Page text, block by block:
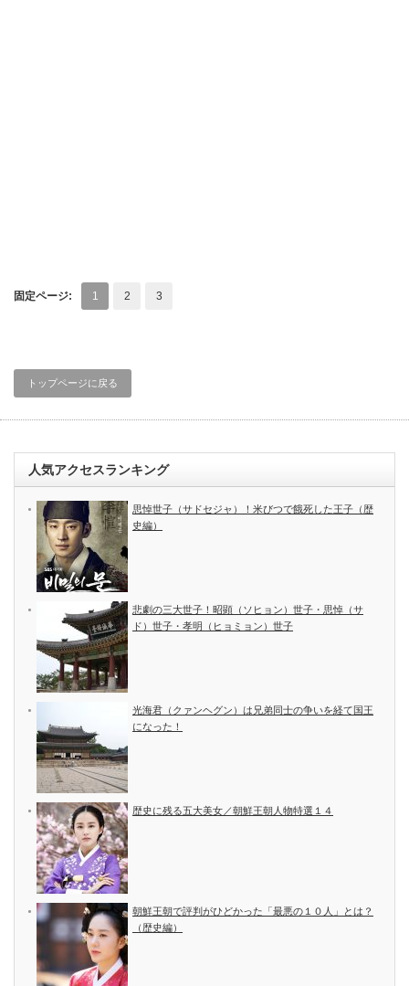
固定ページ: 1 2 3
トップページに戻る
人気アクセスランキング
思悼世子（サドセジャ）！米びつで餓死した王子（歴
史編）
悲劇の三大世子！昭顕（ソヒョン）世子・思悼（サ
ド）世子・孝明（ヒョミョン）世子
光海君（クァンヘグン）は兄弟同士の争いを経て国王
になった！
歴史に残る五大美女／朝鮮王朝人物特選１４
朝鮮王朝で評判がひどかった「最悪の１０人」とは？
（歴史編）